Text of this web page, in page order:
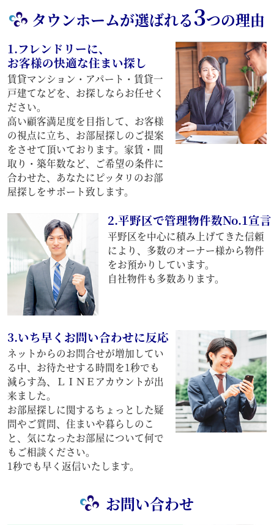
タウンホームが選ばれる3つの理由
1.フレンドリーに、
お客様の快適な住まい探し
賃貸マンション・アパート・賃貸一
戸建てなどを、お探しならお任せく
ださい。
高い顧客満足度を目指して、お客様
の視点に立ち、お部屋探しのご提案
をさせて頂いております。家賃・間
取り・築年数など、ご希望の条件に
合わせた、あなたにピッタリのお部
屋探しをサポート致します。
2.平野区で管理物件数No.1宣言
平野区を中心に積み上げてきた信頼
により、多数のオーナー様から物件
をお預かりしています。
自社物件も多数あります。
3.いち早くお問い合わせに反応
ネットからのお問合せが増加してい
る中、お待たせする時間を1秒でも
減らす為、ＬＩＮＥアカウントが出
来ました。
お部屋探しに関するちょっとした疑
問やご質問、住まいや暮らしのこ
と、気になったお部屋について何で
もご相談ください。
1秒でも早く返信いたします。
お問い合わせ